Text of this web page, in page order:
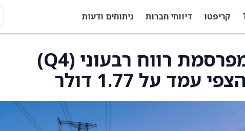
קריפטו דיווחי חברות ניתוחים ודעות
Texas Pacific Land מפרסמת רווח רבעוני (Q4)